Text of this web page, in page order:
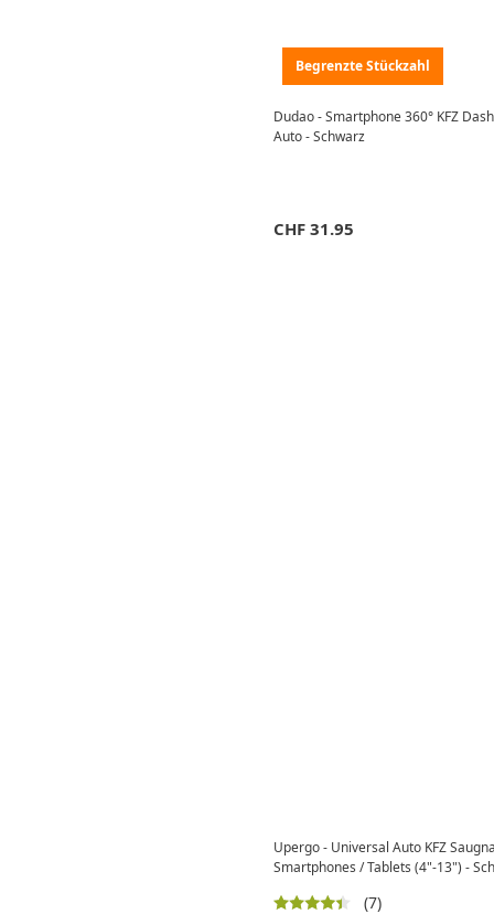
Begrenzte Stückzahl
Dudao - Smartphone 360° KFZ
Auto - Schwarz
CHF 31.95
Upergo - Universal Auto KFZ
Smartphones / Tablets (4"-13") -
(7)